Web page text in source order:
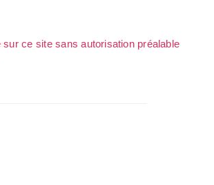
ce site sans autorisation préalable